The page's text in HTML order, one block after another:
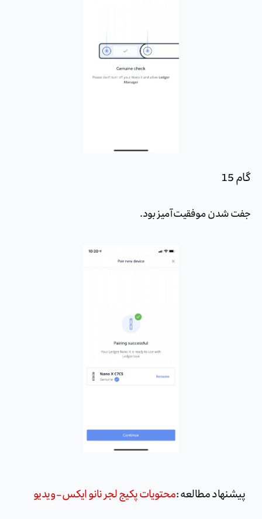
گام 15
جفت شدن موفقیت آمیز بود.
پیشنهاد مطالعه :محتویات پکیج لجر نانو ایکس – ویدیو